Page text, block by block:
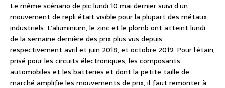
Le même scénario de pic lundi 10 mai dernier suivi d’un
mouvement de repli était visible pour la plupart des métaux
industriels. L’aluminium, le zinc et le plomb ont atteint lundi
de la semaine dernière des prix plus vus depuis
respectivement avril et juin 2018, et octobre 2019. Pour l’étain,
prisé pour les circuits électroniques, les composants
automobiles et les batteries et dont la petite taille de
marché amplifie les mouvements de prix, il faut remonter à